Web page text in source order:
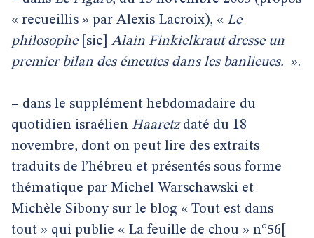
« recueillis » par Alexis Lacroix), « Le
philosophe[sic] Alain Finkielkraut dresse un
premier bilan des émeutes dans les banlieues. ».
– dans le supplément hebdomadaire du
quotidien israélien Haaretzdaté du 18
novembre, dont on peut lire des extraits
traduits de l’hébreu et présentés sous forme
thématique par Michel Warschawski et
Michèle Sibony sur le blog « Tout est dans
tout » qui publie « La feuille de chou » n°56[